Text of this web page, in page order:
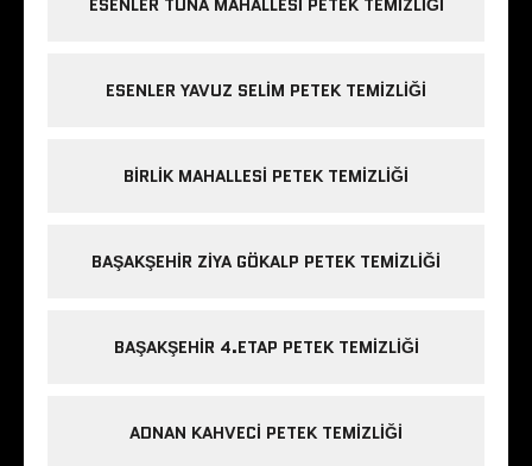
ESENLER YAVUZ SELIM PETEK TEMIZLIĞI
BIRLIK MAHALLESI PETEK TEMIZLIĞI
BAŞAKŞEHIR ZIYA GÖKALP PETEK TEMIZLIĞI
BAŞAKŞEHIR 4.ETAP PETEK TEMIZLIĞI
ADNAN KAHVECI PETEK TEMIZLIĞI